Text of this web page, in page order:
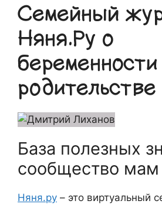
Семейный
Няня.Ру о
родительстве
База полезных
сообщество мам
Няня.ру – это виртуальный